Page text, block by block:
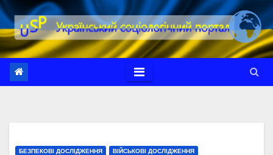
Перейти
до
вмісту
БЕЗПЕКОВІ ДОСЛІДЖЕННЯ ВІЙСЬКОВІ ДОСЛІДЖЕННЯ